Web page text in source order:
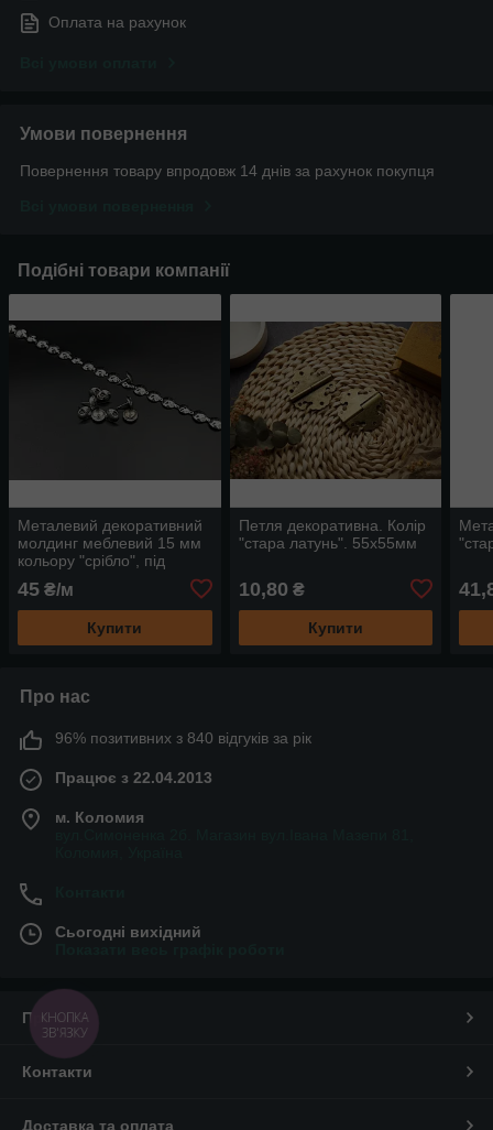
Оплата на рахунок
Умови повернення
Повернення товару впродовж 14 днів за рахунок покупця
Подібні товари компанії
Металевий декоративний
молдинг меблевий 15 мм
кольору "срібло", під
45 ₴/м
Купити
Петля декоративна. Колір
"стара латунь". 55х55мм
10,80 ₴
Купити
Про нас
96% позитивних з 840 відгуків за рік
Працює з 22.04.2013
м. Коломия
Сьогодні вихідний
Про нас
Контакти
Доставка та оплата
КНОПКА
ЗВ'ЯЗКУ